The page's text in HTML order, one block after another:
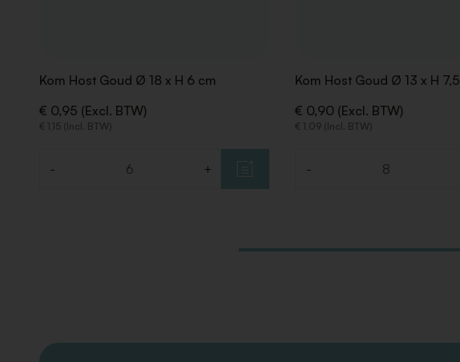
Kom Host Goud Ø 18 x H 6 cm
€ 0,95 (Excl. BTW)
€ 1,15 (Incl. BTW)
- +
Kom Host Goud Ø 13 x H
€ 0,90 (Excl. BTW)
€ 1,09 (Incl. BTW)
-